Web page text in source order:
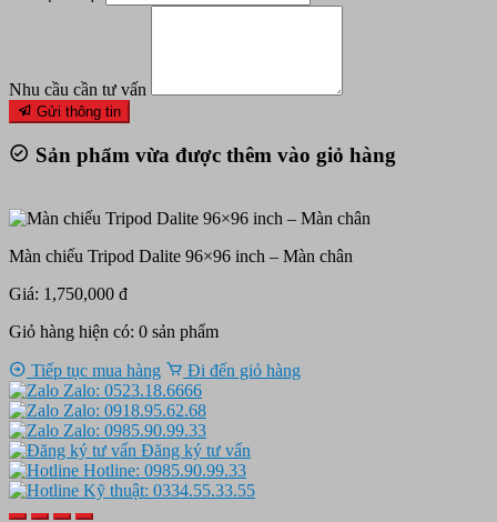
Nhu cầu cần tư vấn
Gửi thông tin
Sản phẩm vừa được thêm vào giỏ hàng
Màn chiếu Tripod Dalite 96×96 inch – Màn chân
Giá: 1,750,000 đ
Giỏ hàng hiện có: 0 sản phẩm
Tiếp tục mua hàng
Đi đến giỏ hàng
Zalo: 0523.18.6666
Zalo: 0918.95.62.68
Zalo: 0985.90.99.33
Đăng ký tư vấn
Hotline: 0985.90.99.33
Kỹ thuật: 0334.55.33.55